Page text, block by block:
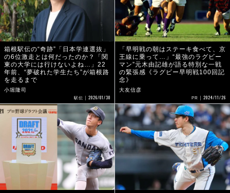
箱根駅伝の“奇跡”「日本学連選抜」
の6位激走とは何だったのか？「関
東の大学には行けないよね…」22
年前、“夢破れた学生たち”が箱根路
を走るまで
小堀隆司
駅伝 2026/01/30
「早明戦の朝はステーキ食べて、京
王線に乗って…」“最強のラグビー
マン”元木由記雄が語る特別な一戦
の緊張感《ラグビー早明戦100回記
念》
大友信彦
PR 2024/11/26